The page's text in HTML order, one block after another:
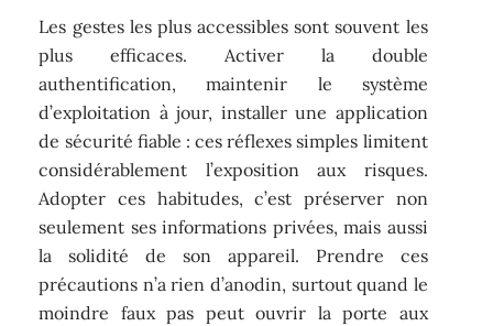
Les gestes les plus accessibles sont souvent les
plus efficaces. Activer la double
authentification, maintenir le système
d’exploitation à jour, installer une application
de sécurité fiable : ces réflexes simples limitent
considérablement l’exposition aux risques.
Adopter ces habitudes, c’est préserver non
seulement ses informations privées, mais aussi
la solidité de son appareil. Prendre ces
précautions n’a rien d’anodin, surtout quand le
moindre faux pas peut ouvrir la porte aux